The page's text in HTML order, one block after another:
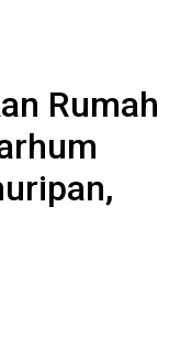
Rumah